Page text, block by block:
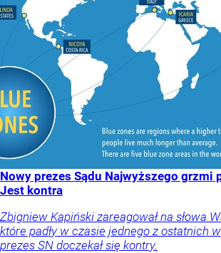
Nowy prezes Sądu Najwyższego grzmi
Jest kontra
Zbigniew Kapiński zareagował na słowa
które padły w czasie jednego z ostatnich
prezes SN doczekał się kontry.